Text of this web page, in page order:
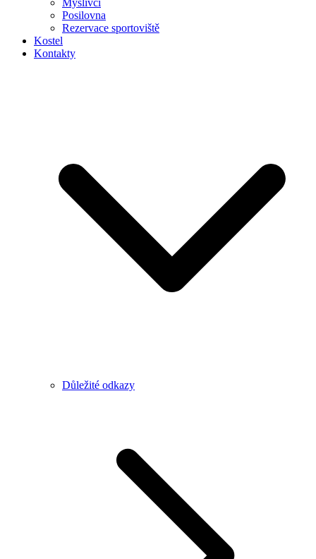
Myslivci
Posilovna
Rezervace sportoviště
Kostel
Kontakty
Důležité odkazy